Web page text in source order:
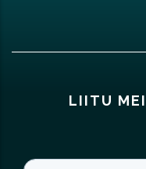
LIITU